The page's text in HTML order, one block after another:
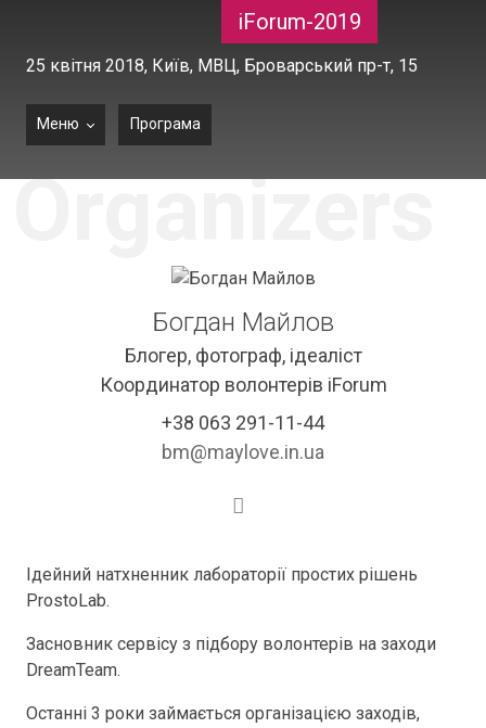
iForum-2019
25 квітня 2018, Київ, МВЦ, Броварський пр-т, 15
Меню Програма
Organizers
Богдан Майлов
Блогер, фотограф, ідеаліст
Координатор волонтерів iForum
+38 063 291-11-44
bm@maylove.in.ua
Ідейний натхненник лабораторії простих рішень
ProstoLab.
Засновник сервісу з підбору волонтерів на заходи
DreamTeam.
Останні 3 роки займається організацією заходів,